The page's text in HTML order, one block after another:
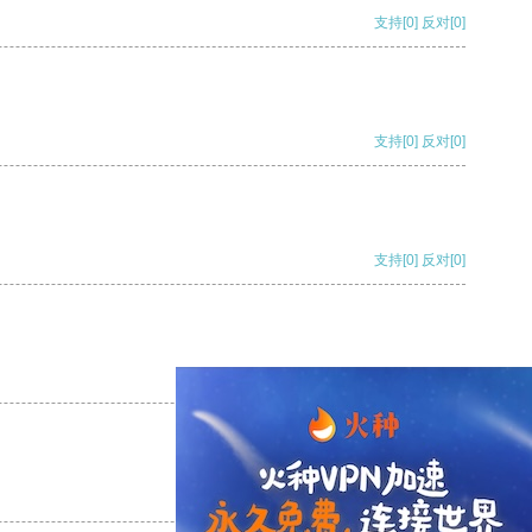
支持[0] 反对[0]
支持[0] 反对[0]
支持[0] 反对[0]
支持 [0] 反对 [0]